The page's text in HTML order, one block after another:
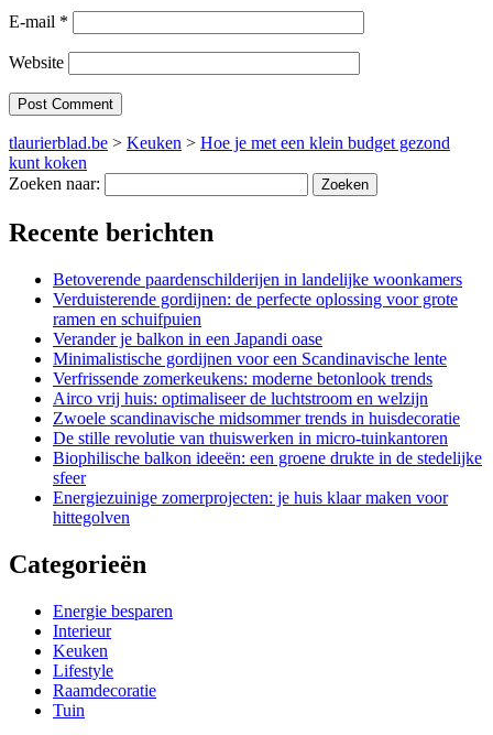
E-mail *
Website
tlaurierblad.be > Keuken > Hoe je met een klein budget gezond
kunt koken
Zoeken naar:
Recente berichten
Betoverende paardenschilderijen in landelijke woonkamers
Verduisterende gordijnen: de perfecte oplossing voor grote
ramen en schuifpuien
Verander je balkon in een Japandi oase
Minimalistische gordijnen voor een Scandinavische lente
Verfrissende zomerkeukens: moderne betonlook trends
Airco vrij huis: optimaliseer de luchtstroom en welzijn
Zwoele scandinavische midsommer trends in huisdecoratie
De stille revolutie van thuiswerken in micro-tuinkantoren
Biophilische balkon ideeën: een groene drukte in de stedelijke
sfeer
Energiezuinige zomerprojecten: je huis klaar maken voor
hittegolven
Categorieën
Energie besparen
Interieur
Keuken
Lifestyle
Raamdecoratie
Tuin